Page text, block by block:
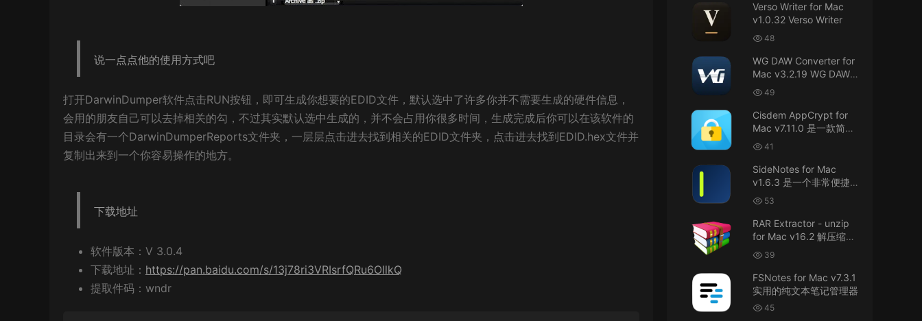
说一点点他的使用方式吧
打开DarwinDumper软件点击RUN按钮，即可生成你想要的EDID文件，默认选中了许多你并不需要生成的硬件信息，
会用的朋友自己可以去掉相关的勾，不过其实默认选中生成的，并不会占用你很多时间，生成完成后你可以在该软件的
目录会有一个DarwinDumperReports文件夹，一层层点击进去找到相关的EDID文件夹，点击进去找到EDID.hex文件并
复制出来到一个你容易操作的地方。
下载地址
软件版本：V 3.0.4
下载地址： https://pan.baidu.com/s/13j78ri3VRIsrfQRu6OllkQ
提取件码：wndr
u6525353742092371 • 2026-07-26
来源： DaVinci Resolve Studio 21 for Mac
v21.0.3 AIO 达芬奇世界顶级调色软件
janm999 • 2026-07-23
谢谢分享~
来源： AppleIGC.kext v1.8 黑苹果2.5G有线网卡
u9121732520675862 • 2026-07-22
可以重新发送夸克的资源吗，夸克的已经失
效了
Tahoe 26官方原版系统Windows110环境下
VMware Workstation 17 Pro虚拟机黑苹果双系统
安装unlocker解锁补丁
Verso Writer for Mac
v1.0.32 Verso Writer
48
WG DAW Converter for
Mac v3.2.19 WG DAW转
换器
49
Cisdem AppCrypt for
Mac v7.11.0 是一款简单
好用的Mac应用加密软件
41
SideNotes for Mac
v1.6.3 是一个非常便捷的
笔记软件
53
RAR Extractor - unzip
for Mac v16.2 解压缩工
具 39
FSNotes for Mac v7.3.1
实用的纯文本笔记管理器
45